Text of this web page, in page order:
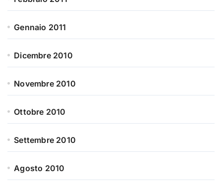
Gennaio 2011
Dicembre 2010
Novembre 2010
Ottobre 2010
Settembre 2010
Agosto 2010